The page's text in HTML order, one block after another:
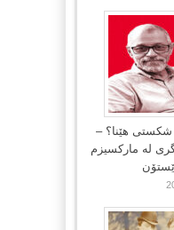
هێنا؟ –
لە مارکسیزم